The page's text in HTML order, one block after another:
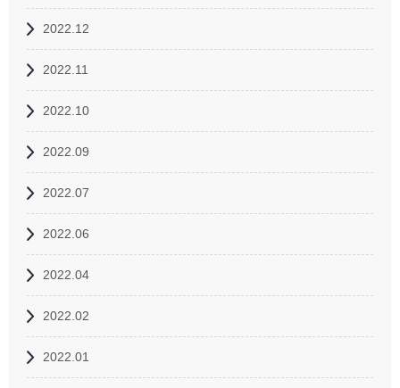
2022.12
2022.11
2022.10
2022.09
2022.07
2022.06
2022.04
2022.02
2022.01